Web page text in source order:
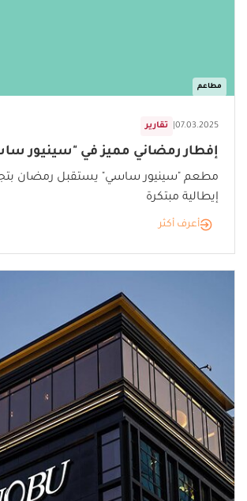
مطاعم
تقارير 07.03.2025
إفطار رمضاني مميز في "سينيور
مطعم "سينيور ساسي" يستقبل رمضان
إيطالية مبتكرة
أعرف أكثر